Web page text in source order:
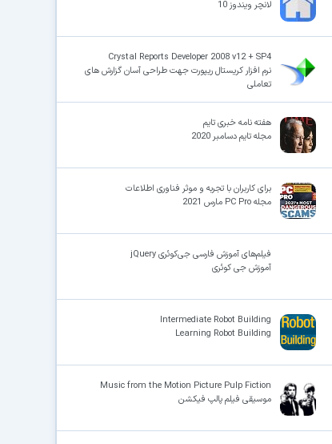
لانچر ویندوز 10
Crystal Reports Developer 2008 v12 + SP4
نرم افزار کریستال ریپورت جهت طراحی آسان گزارش های
تعاملی
هفته نامه خبری تایم
مجله تایم دسامبر 2020
برای کاربران با تجربه و موثر فناوری اطلاعات
مجله PC Pro مارس 2021
فیلم‌های آموزش فارسی جی‌کوئری jQuery
آموزش جی کوئری
Intermediate Robot Building
Learning Robot Building
Music from the Motion Picture Pulp Fiction
موسیقی فیلم پالپ فیکشن